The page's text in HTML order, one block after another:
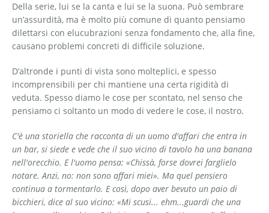
Della serie, lui se la canta e lui se la suona. Può sembrare
un’assurdità, ma è molto più comune di quanto pensiamo
dilettarsi con elucubrazioni senza fondamento che, alla fine,
causano problemi concreti di difficile soluzione.
D’altronde i punti di vista sono molteplici, e spesso
incomprensibili per chi mantiene una certa rigidità di
veduta. Spesso diamo le cose per scontato, nel senso che
pensiamo ci soltanto un modo di vedere le cose, il nostro.
C'è una storiella che racconta di un uomo d'affari che entra in
un bar, si siede e vede che il suo vicino di tavolo ha una banana
nell'orecchio. E l'uomo pensa: «Chissà, forse dovrei farglielo
notare. Anzi, no: non sono affari miei». Ma quel pensiero
continua a tormentarlo. E così, dopo aver bevuto un paio di
bicchieri, dice al suo vicino: «Mi scusi... ehm...guardi che una